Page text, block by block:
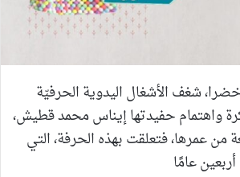
شغف الأشغال اليدوية الحرفيّة
واهتمام حفيدتها إيناس محمد قطيش،
من عمرها، فتعلقت بهذه الحرفة، التي
عامًا